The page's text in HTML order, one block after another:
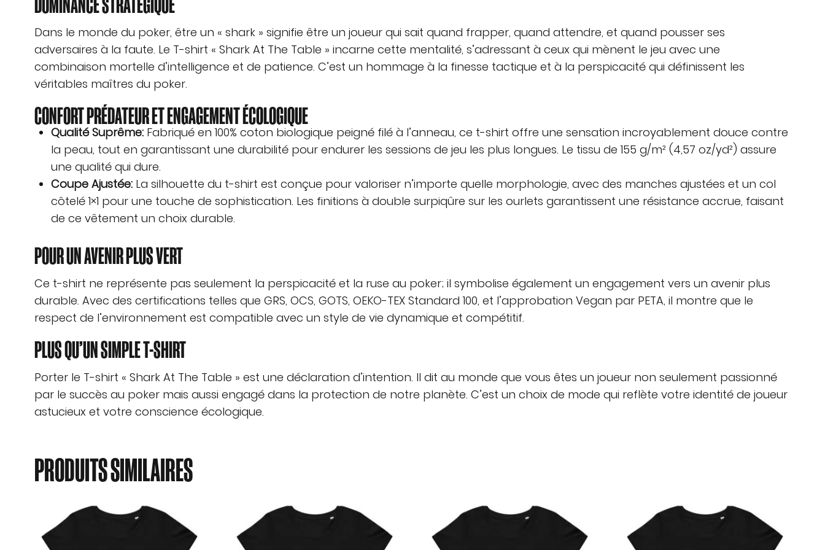
Dans le monde du poker, être un « shark » signifie être un joueur qui sait quand frapper, quand attendre, et quand pousser ses
adversaires à la faute. Le T-shirt « Shark At The Table » incarne cette mentalité, s’adressant à ceux qui mènent le jeu avec une
combinaison mortelle d’intelligence et de patience. C’est un hommage à la finesse tactique et à la perspicacité qui définissent les
véritables maîtres du poker.
CONFORT PRÉDATEUR ET ENGAGEMENT ÉCOLOGIQUE
Qualité Suprême: Fabriqué en 100% coton biologique peigné filé à l’anneau, ce t-shirt offre une sensation incroyablement douce contre
la peau, tout en garantissant une durabilité pour endurer les sessions de jeu les plus longues. Le tissu de 155 g/m² (4,57 oz/yd²) assure
une qualité qui dure.
Coupe Ajustée: La silhouette du t-shirt est conçue pour valoriser n’importe quelle morphologie, avec des manches ajustées et un col
côtelé 1×1 pour une touche de sophistication. Les finitions à double surpiqûre sur les ourlets garantissent une résistance accrue, faisant
de ce vêtement un choix durable.
POUR UN AVENIR PLUS VERT
Ce t-shirt ne représente pas seulement la perspicacité et la ruse au poker; il symbolise également un engagement vers un avenir plus
durable. Avec des certifications telles que GRS, OCS, GOTS, OEKO-TEX Standard 100, et l’approbation Vegan par PETA, il montre que le
respect de l’environnement est compatible avec un style de vie dynamique et compétitif.
PLUS QU’UN SIMPLE T-SHIRT
Porter le T-shirt « Shark At The Table » est une déclaration d’intention. Il dit au monde que vous êtes un joueur non seulement passionné
par le succès au poker mais aussi engagé dans la protection de notre planète. C’est un choix de mode qui reflète votre identité de joueur
astucieux et votre conscience écologique.
PRODUITS SIMILAIRES